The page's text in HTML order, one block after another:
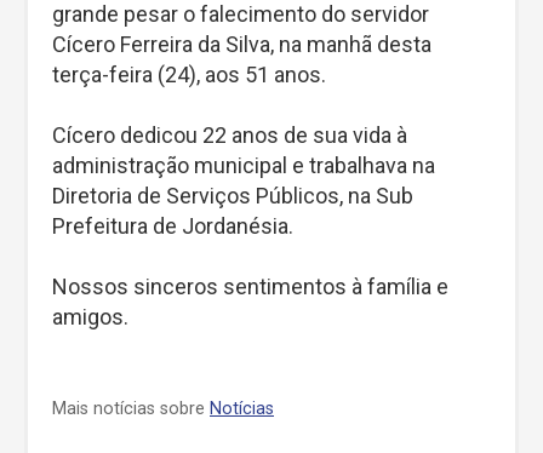
grande pesar o falecimento do servidor
Cícero Ferreira da Silva, na manhã desta
terça-feira (24), aos 51 anos.
Cícero dedicou 22 anos de sua vida à
administração municipal e trabalhava na
Diretoria de Serviços Públicos, na Sub
Prefeitura de Jordanésia.
Nossos sinceros sentimentos à família e
amigos.
Mais notícias sobre Notícias